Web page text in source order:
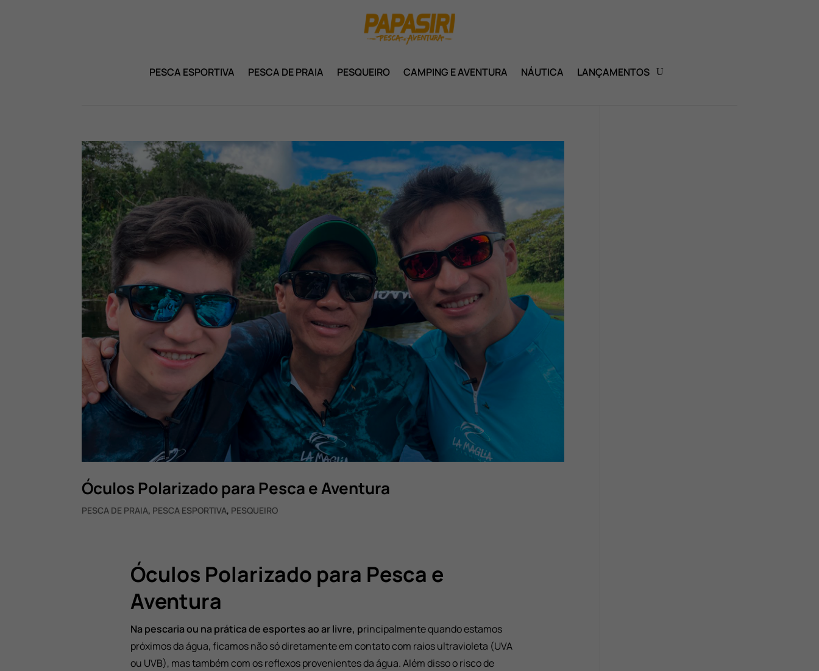
PESCA ESPORTIVA PESCA DE PRAIA PESQUEIRO CAMPING E AVENTURA NÁUTICA LANÇAMENTOS
Óculos Polarizado para Pesca e Aventura
PESCA DE PRAIA, PESCA ESPORTIVA, PESQUEIRO
Óculos Polarizado para Pesca e
Aventura
Na pescaria ou na prática de esportes ao ar livre, principalmente quando estamos
próximos da água, ficamos não só diretamente em contato com raios ultravioleta (UVA
ou UVB), mas também com os reflexos provenientes da água. Além disso o risco de